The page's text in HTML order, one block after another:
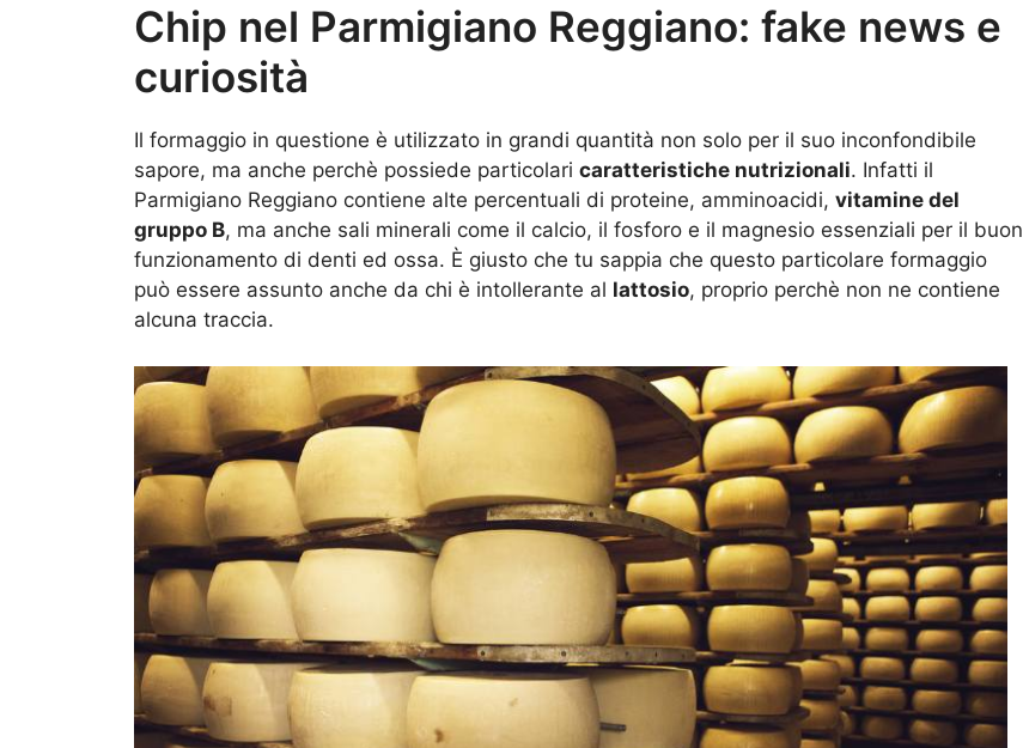
Chip nel Parmigiano Reggiano: fake news e
curiosità
Il formaggio in questione è utilizzato in grandi quantità non solo per il suo inconfondibile
sapore, ma anche perchè possiede particolari caratteristiche nutrizionali. Infatti il
Parmigiano Reggiano contiene alte percentuali di proteine, amminoacidi, vitamine del
gruppo B, ma anche sali minerali come il calcio, il fosforo e il magnesio essenziali per il buon
funzionamento di denti ed ossa. È giusto che tu sappia che questo particolare formaggio
può essere assunto anche da chi è intollerante al lattosio, proprio perchè non ne contiene
alcuna traccia.